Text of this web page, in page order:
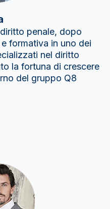
penale, dopo
formativa in uno dei
nel diritto
la fortuna di crescere
del gruppo Q8